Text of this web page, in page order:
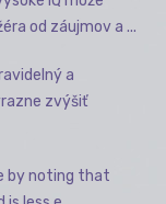
od záujmov a ...
a
zvýšiť
by noting that